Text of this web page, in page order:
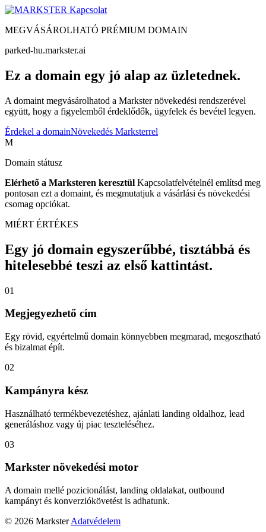
Kapcsolat
MEGVÁSÁROLHATÓ PRÉMIUM DOMAIN
parked-hu.markster.ai
Ez a domain egy jó alap az üzletednek.
A domaint megvásárolhatod a Markster növekedési rendszerével
együtt, hogy a figyelemből érdeklődők, ügyfelek és bevétel legyen.
Érdekel a domainNövekedés Marksterrel
M
Domain státusz
Elérhető a Marksteren keresztül Kapcsolatfelvételnél említsd meg
pontosan ezt a domaint, és megmutatjuk a vásárlási és növekedési
csomag opciókat.
MIÉRT ÉRTÉKES
Egy jó domain egyszerűbbé, tisztábbá és
hitelesebbé teszi az első kattintást.
01
Megjegyezhető cím
Egy rövid, egyértelmű domain könnyebben megmarad, megosztható
és bizalmat épít.
02
Kampányra kész
Használható termékbevezetéshez, ajánlati landing oldalhoz, lead
generáláshoz vagy új piac teszteléséhez.
03
Markster növekedési motor
A domain mellé pozicionálást, landing oldalakat, outbound
kampányt és konverziókövetést is adhatunk.
© 2026 Markster Adatvédelem